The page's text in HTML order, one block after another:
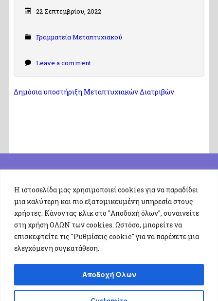
Η ιστοσελίδα μας χρησιμοποιεί cookies για να παραδίδει
μια καλύτερη και πιο εξατομικευμένη υπηρεσία στους
χρήστες. Κάνοντας κλικ στο "Αποδοχή όλων", συναινείτε
στη χρήση ΟΛΩΝ των cookies. Ωστόσο, μπορείτε να
επισκεφτείτε τις "Ρυθμίσεις cookie" για να παρέχετε μια
ελεγχόμενη συγκατάθεση.
Αποδοχή Όλων
22 Σεπτεμβρίου, 2022
Γραμματεία Μεταπτυχιακού
Leave a comment
Δημόσια υποστήριξη Μεταπτυχιακών Διατριβών